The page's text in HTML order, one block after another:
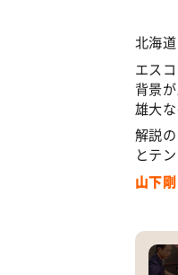
北海
エス
背景
雄大
解説
とテ
山下剛